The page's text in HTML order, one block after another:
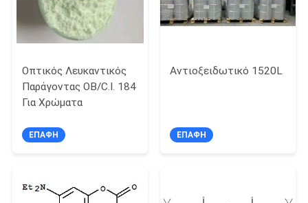
Οπτικός Λευκαντικός
Παράγοντας OB/C.I. 184
Για Χρώματα
ΕΠΑΦΉ
Αντιοξειδωτικό 1520L
ΕΠΑΦΉ